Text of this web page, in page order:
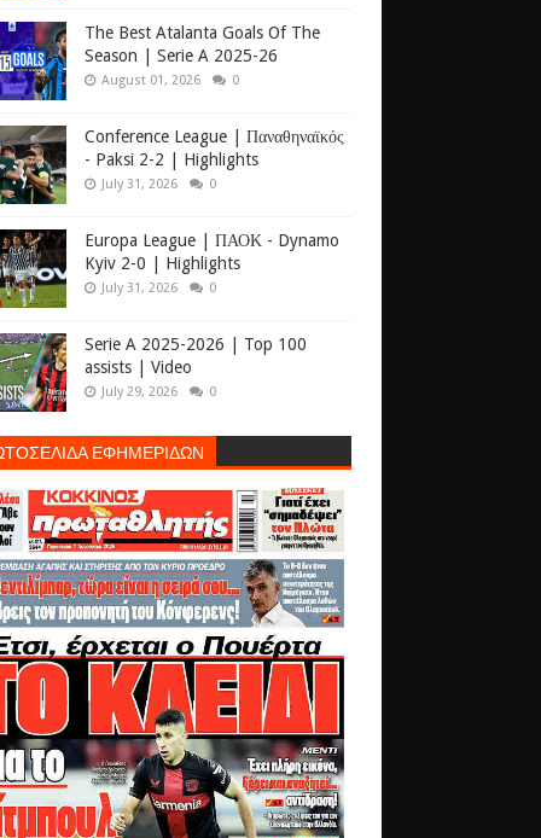
The Best Atalanta Goals Of The
Season | Serie A 2025-26
August 01, 2026 0
Conference League | Παναθηναϊκός
- Paksi 2-2 | Highlights
July 31, 2026 0
Europa League | ΠΑΟΚ - Dynamo
Kyiv 2-0 | Highlights
July 31, 2026 0
Serie A 2025-2026 | Top 100
assists | Video
July 29, 2026 0
ΕΦΗΜΕΡΙΔΩΝ